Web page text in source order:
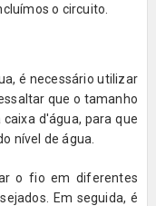
o circuito.
é necessário utilizar
que o tamanho
d'água, para que
nível de água.
o fio em diferentes
Em seguida, é